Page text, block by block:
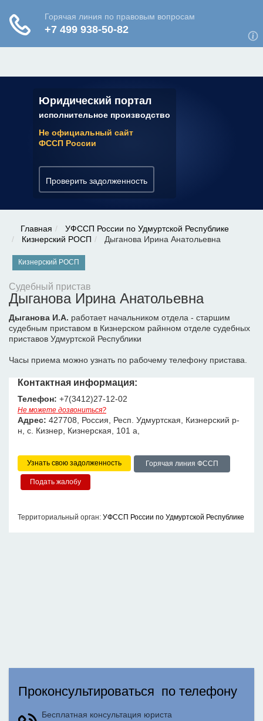
Юридический портал
исполнительное производство
Не официальный сайт
ФССП России
Проверить задолженность
✆ 7 (800) 350-22-64
Главная
УФССП России по Удмуртской Республике
Кизнерский РОСП
Дыганова Ирина Анатольевна
Кизнерский РОСП
Судебный пристав
Дыганова Ирина Анатольевна
Дыганова И.А. работает начальником отдела - старшим
судебным приставом в Кизнерском райнном отделе судебных
приставов Удмуртской Республики
Часы приема можно узнать по рабочему телефону пристава.
Контактная информация:
Телефон: +7(3412)27-12-02
Не можете дозвониться?
Адрес: 427708, Россия, Респ. Удмуртская, Кизнерский р-
н, с. Кизнер, Кизнерская, 101 а,
Узнать свою задолженность Горячая линия ФССП
Территориальный орган: УФССП России по Удмуртской Республике